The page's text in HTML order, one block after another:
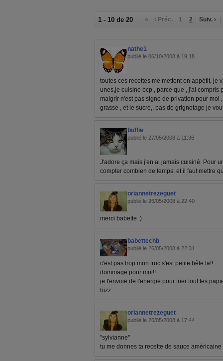
1 - 10 de 20 « ‹ Préc. 1 2 Suiv. ›
nathe1
publié le 06/10/2008 à 19:18
toutes ces recettes me mettent en appétit, je
unes,je cuisine bcp , parce que , j'ai compris
maigrir n'est pas signe de privation pour moi
grasse , et le sucre,, pas de grignotage je
buffie
publié le 27/05/2008 à 11:36
J'adore ça mais j'en ai jamais cuisiné. Pour
compter combien de temps; et il faut mettre
oriannetrezeguet
publié le 26/05/2008 à 22:40
merci babette :)
babettechb
publié le 26/05/2008 à 22:31
c'est pas trop mon truc s'est petite bête la!!
dommage pour moi!!
je t'envoie de l'energie pour trier tout tes
bizz
oriannetrezeguet
publié le 26/05/2008 à 17:44
"sylvianne"
tu me donnes ta recette de sauce